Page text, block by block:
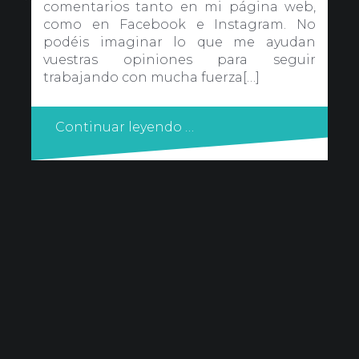
comentarios tanto en mi página web,
como en Facebook e Instagram. No
podéis imaginar lo que me ayudan
vuestras opiniones para seguir
trabajando con mucha fuerza[…]
Continuar leyendo …